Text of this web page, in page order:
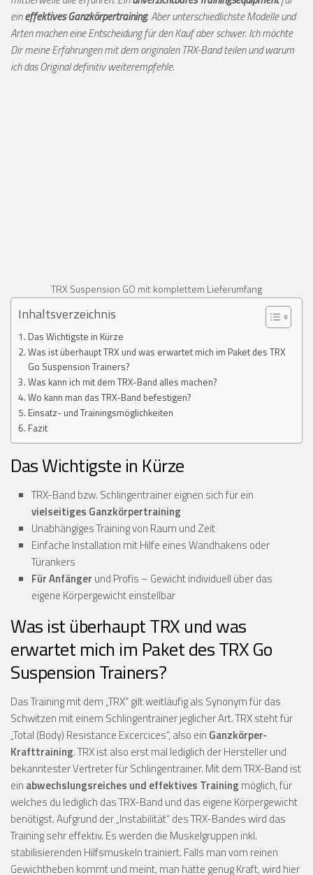
eineffektives Ganzkörpertraining. Aber unterschiedlichste Modelle und
Arten machen eine Entscheidung für den Kauf aber schwer. Ich möchte
Dir meine Erfahrungen mit dem originalen TRX-Band teilen und warum
ich das Original definitiv weiterempfehle.
TRX Suspension GO mit komplettem Lieferumfang
Inhaltsverzeichnis
Das Wichtigste in Kürze
Was ist überhaupt TRX und was erwartet mich im Paket des TRX
Go Suspension Trainers?
Was kann ich mit dem TRX-Band alles machen?
Wo kann man das TRX-Band befestigen?
Einsatz- und Trainingsmöglichkeiten
Fazit
Das Wichtigste in Kürze
TRX-Band bzw. Schlingentrainer eignen sich für ein
vielseitiges Ganzkörpertraining
Unabhängiges Training von Raum und Zeit
Einfache Installation mit Hilfe eines Wandhakens oder
Türankers
Für Anfänger und Profis – Gewicht individuell über das
eigene Körpergewicht einstellbar
Was ist überhaupt TRX und was
erwartet mich im Paket des TRX Go
Suspension Trainers?
Das Training mit dem „TRX“ gilt weitläufig als Synonym für das
Schwitzen mit einem Schlingentrainer jeglicher Art. TRX steht für
„Total (Body) Resistance Excercices“, also ein Ganzkörper-
Krafttraining. TRX ist also erst mal lediglich der Hersteller und
bekanntester Vertreter für Schlingentrainer. Mit dem TRX-Band ist
ein abwechslungsreiches und effektives Training möglich, für
welches du lediglich das TRX-Band und das eigene Körpergewicht
benötigst. Aufgrund der „Instabilität“ des TRX-Bandes wird das
Training sehr effektiv. Es werden die Muskelgruppen inkl.
stabilisierenden Hilfsmuskeln trainiert. Falls man vom reinen
Gewichtheben kommt und meint, man hätte genug Kraft, wird hier